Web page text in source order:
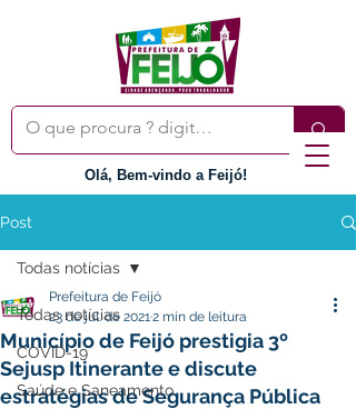
Olá, Bem-vindo a Feijó!
Post
Todas notícias
COVID-19
Saúde e Saneamento
Todas notícias
Município de Feijó prestigia 3º
Sejusp Itinerante e discute
estratégias de Segurança Pública
Prefeitura de Feijó
23 de jul. de 20212 min de leitura